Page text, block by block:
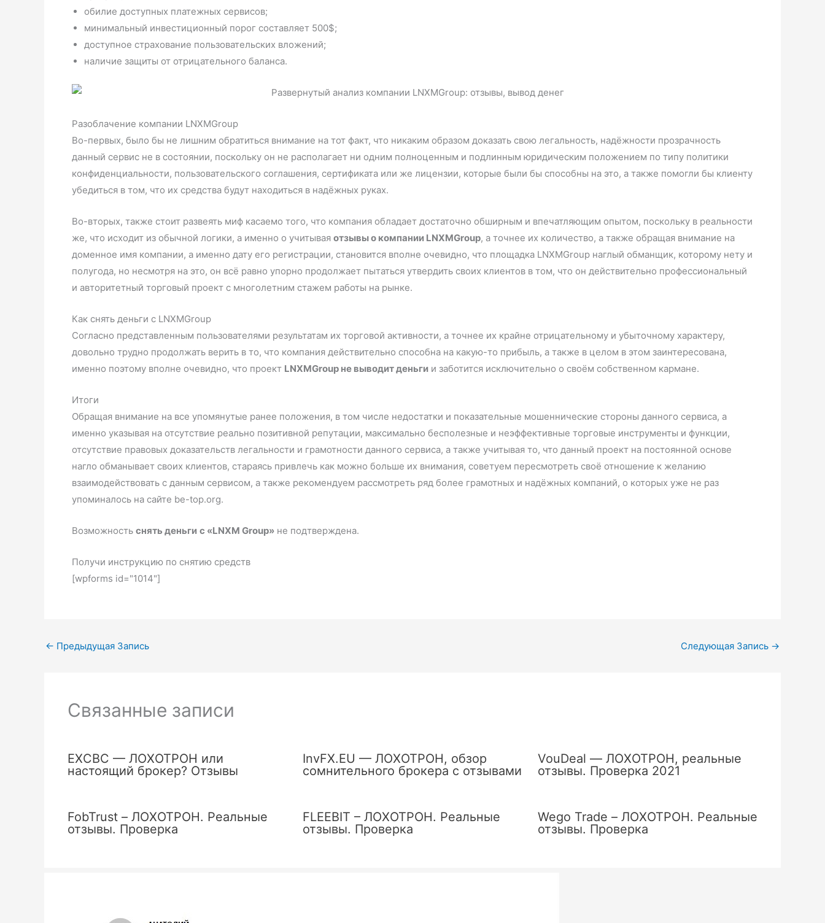
обилие доступных платежных сервисов;
минимальный инвестиционный порог составляет 500$;
доступное страхование пользовательских вложений;
наличие защиты от отрицательного баланса.
Разоблачение компании LNXMGroup
Во-первых, было бы не лишним обратиться внимание на тот факт, что никаким образом доказать свою легальность, надёжности прозрачность
данный сервис не в состоянии, поскольку он не располагает ни одним полноценным и подлинным юридическим положением по типу политики
конфиденциальности, пользовательского соглашения, сертификата или же лицензии, которые были бы способны на это, а также помогли бы клиенту
убедиться в том, что их средства будут находиться в надёжных руках.
Во-вторых, также стоит развеять миф касаемо того, что компания обладает достаточно обширным и впечатляющим опытом, поскольку в реальности
же, что исходит из обычной логики, а именно о учитывая отзывы о компании LNXMGroup, а точнее их количество, а также обращая внимание на
доменное имя компании, а именно дату его регистрации, становится вполне очевидно, что площадка LNXMGroup наглый обманщик, которому нету и
полугода, но несмотря на это, он всё равно упорно продолжает пытаться утвердить своих клиентов в том, что он действительно профессиональный
и авторитетный торговый проект с многолетним стажем работы на рынке.
Как снять деньги с LNXMGroup
Согласно представленным пользователями результатам их торговой активности, а точнее их крайне отрицательному и убыточному характеру,
довольно трудно продолжать верить в то, что компания действительно способна на какую-то прибыль, а также в целом в этом заинтересована,
именно поэтому вполне очевидно, что проект LNXMGroup не выводит деньги и заботится исключительно о своём собственном кармане.
Итоги
Обращая внимание на все упомянутые ранее положения, в том числе недостатки и показательные мошеннические стороны данного сервиса, а
именно указывая на отсутствие реально позитивной репутации, максимально бесполезные и неэффективные торговые инструменты и функции,
отсутствие правовых доказательств легальности и грамотности данного сервиса, а также учитывая то, что данный проект на постоянной основе
нагло обманывает своих клиентов, стараясь привлечь как можно больше их внимания, советуем пересмотреть своё отношение к желанию
взаимодействовать с данным сервисом, а также рекомендуем рассмотреть ряд более грамотных и надёжных компаний, о которых уже не раз
упоминалось на сайте be-top.org.
Возможность снять деньги с «LNXM Group» не подтверждена.
Получи инструкцию по снятию средств
[wpforms id="1014"]
← Предыдущая Запись Следующая Запись →
Связанные записи
EXCBC — ЛОХОТРОН или
настоящий брокер? Отзывы
InvFX.EU — ЛОХОТРОН, обзор
сомнительного брокера с отзывами
VouDeal — ЛОХОТРОН, реальные
отзывы. Проверка 2021
FobTrust – ЛОХОТРОН. Реальные
отзывы. Проверка
FLEEBIT – ЛОХОТРОН. Реальные
отзывы. Проверка
Wego Trade – ЛОХОТРОН. Реальные
отзывы. Проверка